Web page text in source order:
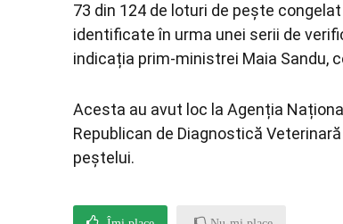
73 din 124 de loturi de pește
identificate în urma unei serii de
indicația prim-ministrei Maia Sandu,
Acesta au avut loc la Agenția
Republican de Diagnostică
peștelui.